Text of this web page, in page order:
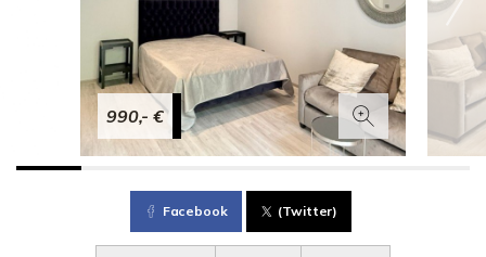
990,- €
Facebook (Twitter)